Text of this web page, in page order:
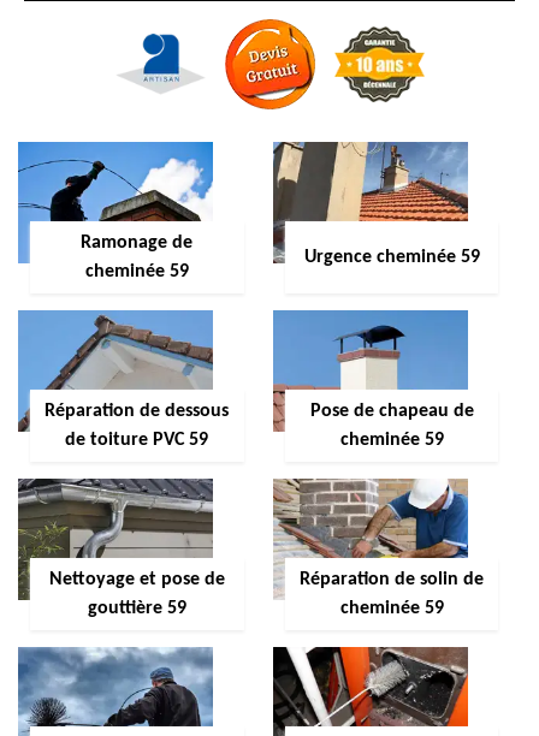
Ramonage de
cheminée 59
Urgence cheminée 59
Réparation de dessous
de toiture PVC 59
Pose de chapeau de
cheminée 59
Nettoyage et pose de
gouttière 59
Réparation de solin de
cheminée 59